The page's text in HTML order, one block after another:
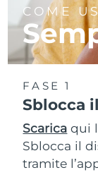
COME
FASE 1
Sblocca
Scarica qui
Sblocca il
tramite